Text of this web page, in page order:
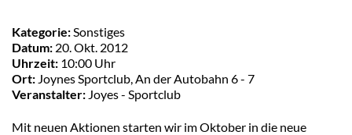
Kategorie: Sonstiges
Datum: 20. Okt. 2012
Uhrzeit: 10:00 Uhr
Ort: Joynes Sportclub, An der Autobahn 6 - 7
Veranstalter: Joyes - Sportclub
Mit neuen Aktionen starten wir im Oktober in die neue